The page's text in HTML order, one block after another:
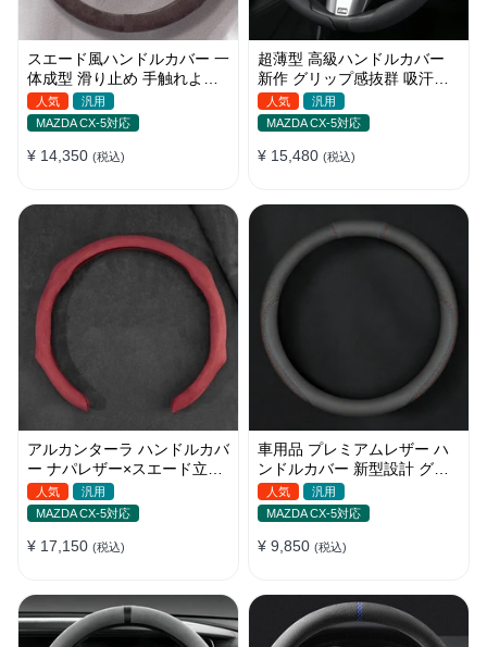
スエード風ハンドルカバー 一
体成型 滑り止め 手触れよし
吸汗 高級感 四季汎用
35~38CM
人気
汎用
MAZDA CX-5対応
¥ 14,350 (税込)
超薄型 高級ハンドルカバー
新作 グリップ感抜群 吸汗速
乾 スエード ナパレザー 通年
使用 37~38CM
人気
汎用
MAZDA CX-5対応
¥ 15,480 (税込)
アルカンターラ ハンドルカバ
ー ナパレザー×スエード立体
デザイン 四季汎用 O/D型兼
用 38-40cm
人気
汎用
MAZDA CX-5対応
¥ 17,150 (税込)
車用品 プレミアムレザー ハ
ンドルカバー 新型設計 グリ
ップ感向上 取付簡単 滑り止
め 36〜38cm
人気
汎用
MAZDA CX-5対応
¥ 9,850 (税込)